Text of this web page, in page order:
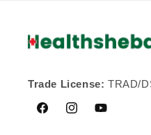
Trade License: TRAD/
FacebookInstagramYouTube